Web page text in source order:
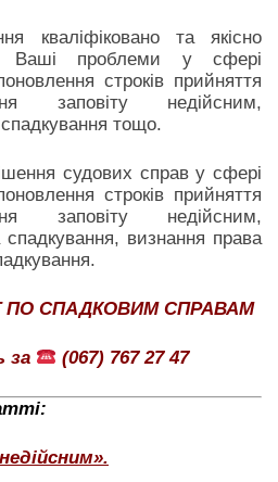
кваліфіковано та якісно
Ваші проблеми у сфері
строків прийняття
заповіту недійсним,
тощо.
судових справ у сфері
строків прийняття
заповіту недійсним,
визнання права
ПО СПАДКОВИМ СПРАВАМ
за (067) 767 27 47